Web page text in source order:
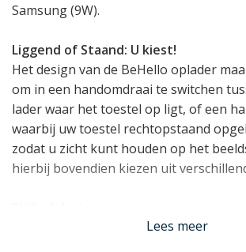
Samsung (9W).
Liggend of Staand: U kiest!
Het design van de BeHello oplader
om in een handomdraai te switchen
lader waar het toestel op ligt, of een
waarbij uw toestel rechtopstaand
zodat u zicht kunt houden op het
hierbij bovendien kiezen uit
Het design van deze draadloze oplader
Lees meer